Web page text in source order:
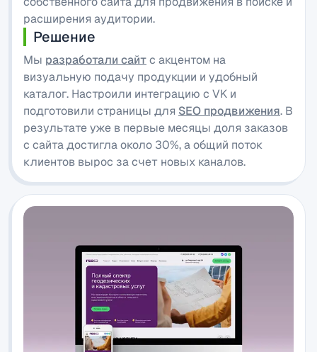
расширения аудитории.
Решение
Мы разработали сайтс акцентом на
визуальную подачу продукции и удобный
каталог. Настроили интеграцию с VK и
подготовили страницы для SEO продвижения. В
результате уже в первые месяцы доля заказов
с сайта достигла около 30%, а общий поток
клиентов вырос за счет новых каналов.